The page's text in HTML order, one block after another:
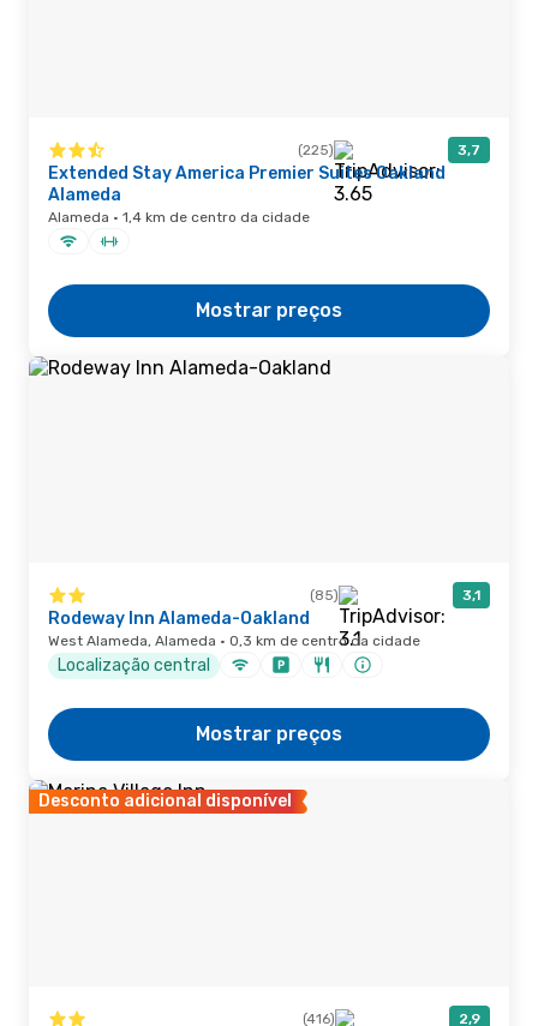
(225) 3,7
Extended Stay America Premier Suites Oakland
Alameda
Alameda · 1,4 km de centro da cidade
Mostrar preços
(85) 3,1
Rodeway Inn Alameda-Oakland
West Alameda, Alameda · 0,3 km de centro da cidade
Localização central
Mostrar preços
Desconto adicional disponível
(416) 2,9